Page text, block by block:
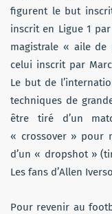
figurent le but
inscrit en Ligue 1
magistrale « aile
celui inscrit par
Le but de
techniques de
être tiré d’un
« crossover » pour
d’un « dropshot »
Les fans d’Allen
Pour revenir au